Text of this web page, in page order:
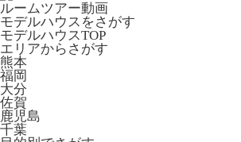
ルームツアー動画
モデルハウスをさがす
モデルハウスTOP
エリアからさがす
熊本
福岡
大分
佐賀
鹿児島
千葉